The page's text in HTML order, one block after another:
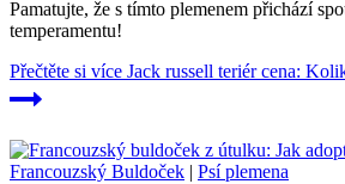
Pamatujte, že s tímto plemenem přichází
temperamentu!
Přečtěte si více Jack russell teriér cena:
Francouzský Buldoček | Psí plemena